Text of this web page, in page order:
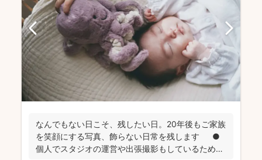
なんでもない日こそ、残したい日。20年後もご家族
を笑顔にする写真、飾らない日常を残します ●
個人でスタジオの運営や出張撮影もしているため、